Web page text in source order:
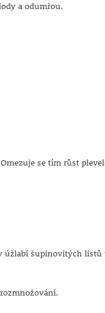
a odumřou.
se tím růst
úžlabí šupinovitých